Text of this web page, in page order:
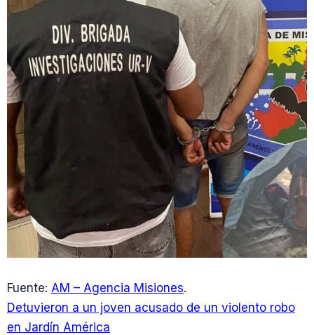
Fuente: AM – Agencia Misiones.
Detuvieron a un joven acusado de un violento robo
en Jardín América